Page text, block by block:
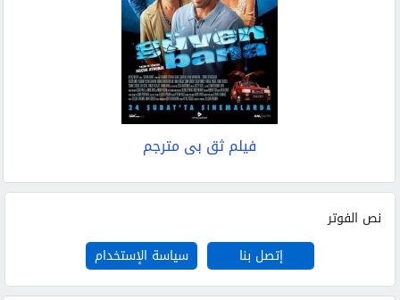
فيلم ثق بي مترجم
نص الفوتر
إتصل بنا
سياسة الإستخدام